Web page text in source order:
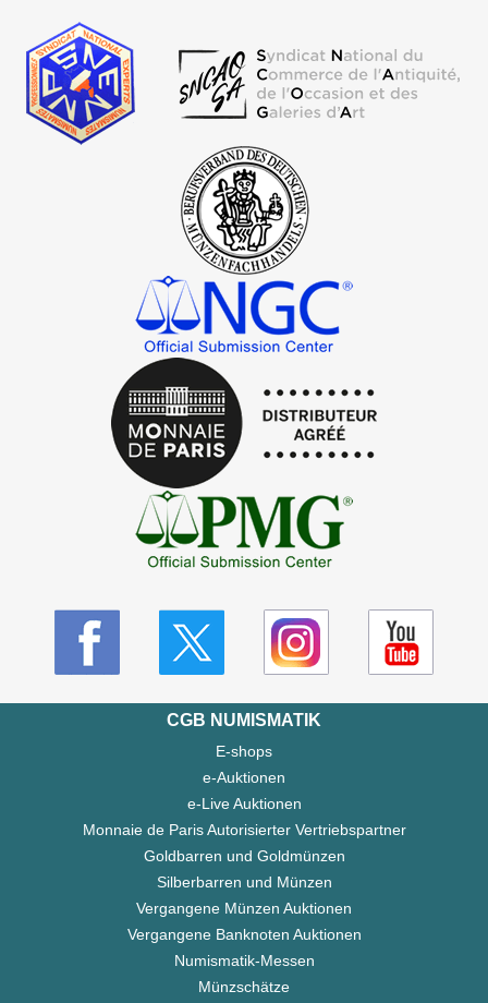
CGB NUMISMATIK
E-shops
e-Auktionen
e-Live Auktionen
Monnaie de Paris Autorisierter Vertriebspartner
Goldbarren und Goldmünzen
Silberbarren und Münzen
Vergangene Münzen Auktionen
Vergangene Banknoten Auktionen
Numismatik-Messen
Münzschätze